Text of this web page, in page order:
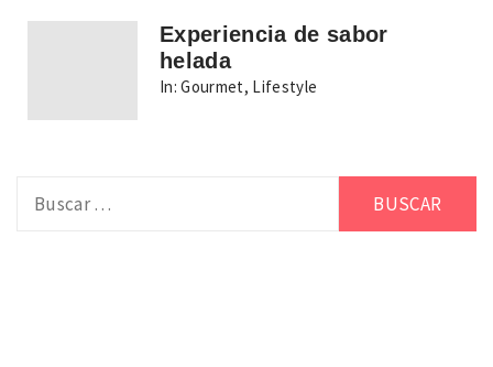
Experiencia de sabor
helada
In: Gourmet, Lifestyle